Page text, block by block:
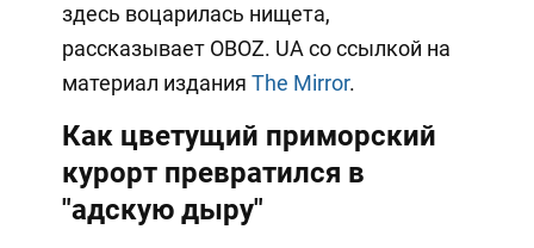
здесь воцарилась нищета,
рассказывает OBOZ. UA со ссылкой на
материал издания The Mirror.
Как цветущий приморский
курорт превратился в
"адскую дыру"